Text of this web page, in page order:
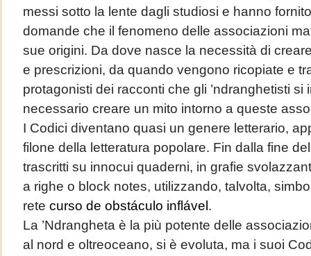
messi sotto la lente dagli studiosi e hanno
domande che il fenomeno delle associazioni
sue origini. Da dove nasce la necessità di
e prescrizioni, da quando vengono ricopiate e
protagonisti dei racconti che gli ’ndranghetisti si
necessario creare un mito intorno a queste
I Codici diventano quasi un genere letterario,
filone della letteratura popolare. Fin dalla fine
trascritti su innocui quaderni, in grafie
a righe o block notes, utilizzando, talvolta,
rete curso de obstáculo inflável .
La ’Ndrangheta è la più potente delle
al nord e oltreoceano, si è evoluta, ma i suoi